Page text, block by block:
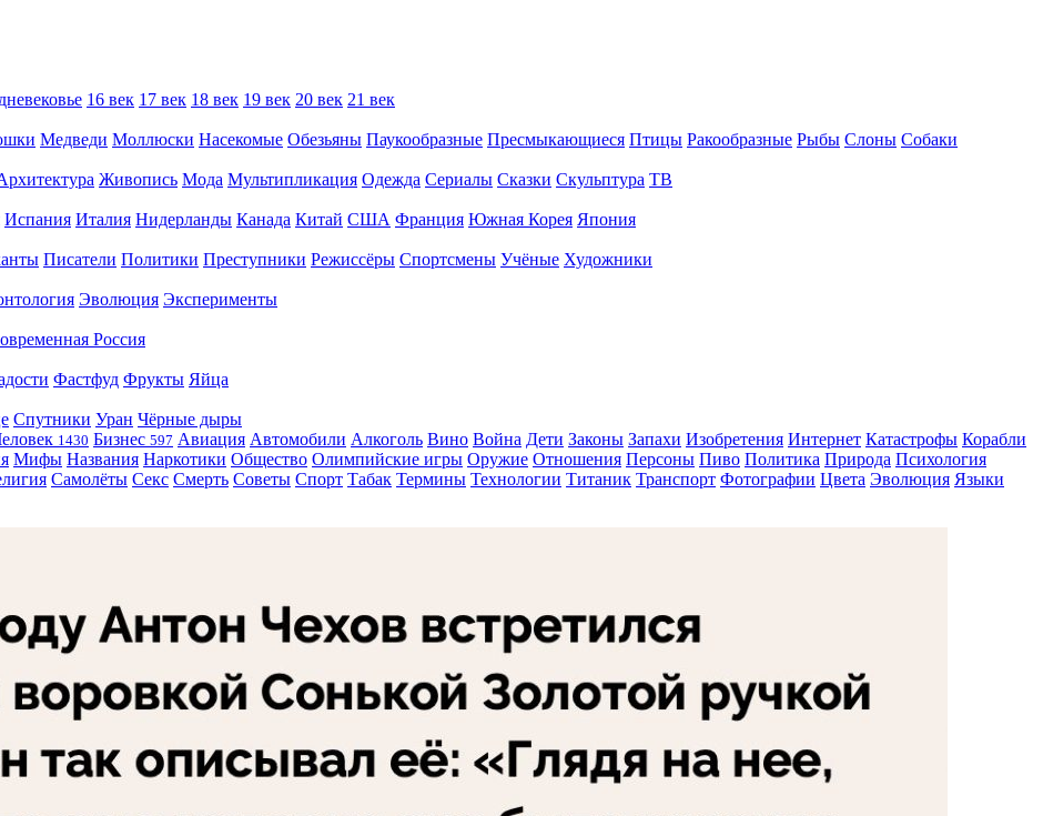
16 век 17 век 18 век 19 век 20 век 21 век
Медведи Моллюски Насекомые Обезьяны Паукообразные Пресмыкающиеся Птицы Ракообразные Рыбы Слоны Собаки
Живопись Мода Мультипликация Одежда Сериалы Сказки Скульптура ТВ
Испания Италия Нидерланды Канада Китай США Франция Южная Корея Япония
Писатели Политики Преступники Режиссёры Спортсмены Учёные Художники
Эволюция Эксперименты
Россия
Фастфуд Фрукты Яйца
Спутники Уран Чёрные дыры
1430 Бизнес 597 Авиация Автомобили Алкоголь Вино Война Дети Законы Запахи Изобретения Интернет Катастрофы Корабли
Мифы Названия Наркотики Общество Олимпийские игры Оружие Отношения Персоны Пиво Политика Природа Психология
Самолёты Секс Смерть Советы Спорт Табак Термины Технологии Титаник Транспорт Фотографии Цвета Эволюция Языки